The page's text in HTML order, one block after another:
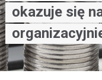
okazuje się